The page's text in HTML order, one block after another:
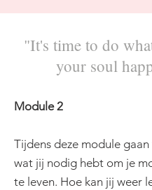
"It's time to do
your soul
Module 2
Tijdens deze module gaan
wat jij nodig hebt om je
te leven. Hoe kan jij weer